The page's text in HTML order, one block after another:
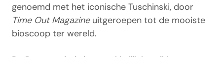
genoemd met het iconische Tuschinski, door
Time Out Magazineuitgeroepen tot de mooiste
bioscoop ter wereld.